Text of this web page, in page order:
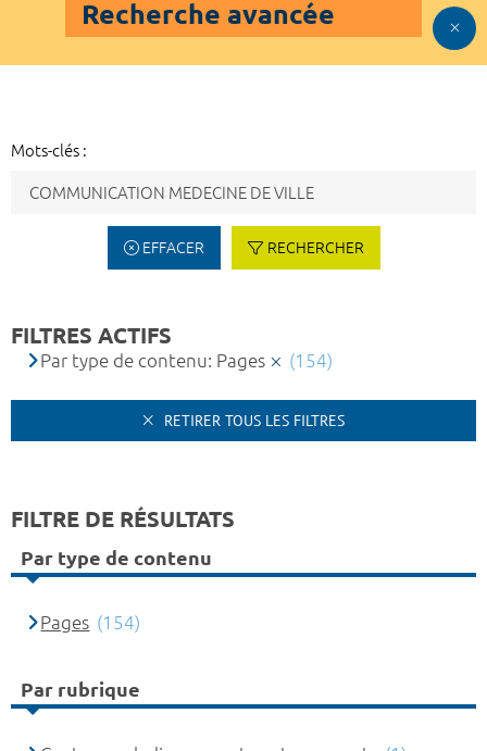
Recherche avancée
Mots-clés :
EFFACER RECHERCHER
FILTRES ACTIFS
Par type de contenu: Pages (154)
RETIRER TOUS LES FILTRES
FILTRE DE RÉSULTATS
Par type de contenu
Pages (154)
Par rubrique